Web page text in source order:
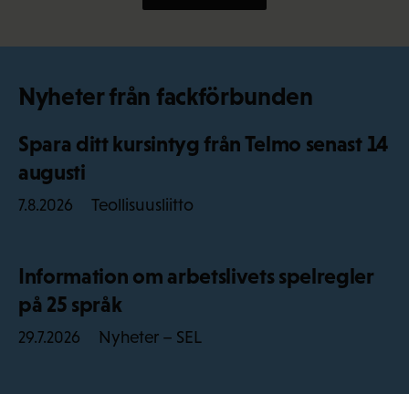
Nyheter från fackförbunden
Spara ditt kursintyg från Telmo senast 14
augusti
7.8.2026 Teollisuusliitto
Information om arbetslivets spelregler
på 25 språk
29.7.2026 Nyheter – SEL